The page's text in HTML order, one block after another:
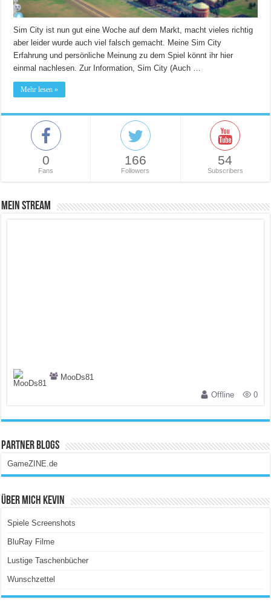
Sim City ist nun gut eine Woche auf dem Markt, macht vieles richtig
aber leider wurde auch viel falsch gemacht. Meine Sim City
Erfahrung und persönliche Meinung zu dem Spiel könnt ihr hier
einmal nachlesen. Zur Information, Sim City (Auch …
Mehr lesen »
0
Fans
166
Followers
54
Subscribers
Mein Stream
MooDs81
Offline
0
Partner Blogs
GameZINE.de
Über Mich Kevin
Spiele Screenshots
BluRay Filme
Lustige Taschenbücher
Wunschzettel